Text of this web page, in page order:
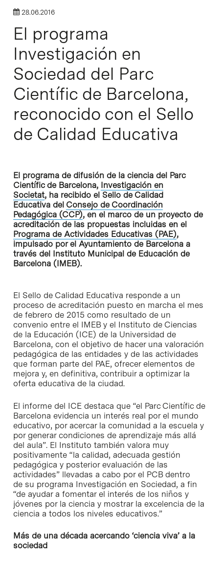
28.06.2016
El programa
Investigación en
Sociedad del Parc
Científic de Barcelona,
reconocido con el Sello
de Calidad Educativa
El programa de difusión de la ciencia del Parc
Científic de Barcelona, Investigación en
Societat, ha recibido el Sello de Calidad
Educativa del Consejo de Coordinación
Pedagógica (CCP), en el marco de un proyecto de
acreditación de las propuestas incluidas en el
Programa de Actividades Educativas (PAE),
impulsado por el Ayuntamiento de Barcelona a
través del Instituto Municipal de Educación de
Barcelona (IMEB).
El Sello de Calidad Educativa responde a un
proceso de acreditación puesto en marcha el mes
de febrero de 2015 como resultado de un
convenio entre el IMEB y el Instituto de Ciencias
de la Educación (ICE) de la Universidad de
Barcelona, con el objetivo de hacer una valoración
pedagógica de las entidades y de las actividades
que forman parte del PAE, ofrecer elementos de
mejora y, en definitiva, contribuir a optimizar la
oferta educativa de la ciudad.
El informe del ICE destaca que “el Parc Científic de
Barcelona evidencia un interés real por el mundo
educativo, por acercar la comunidad a la escuela y
por generar condiciones de aprendizaje más allá
del aula”. El Instituto también valora muy
positivamente “la calidad, adecuada gestión
pedagógica y posterior evaluación de las
actividades” llevadas a cabo por el PCB dentro
de su programa Investigación en Sociedad, a fin
“de ayudar a fomentar el interés de los niños y
jóvenes por la ciencia y mostrar la excelencia de la
ciencia a todos los niveles educativos.”
Más de una década acercando ‘ciencia viva’ a la
sociedad